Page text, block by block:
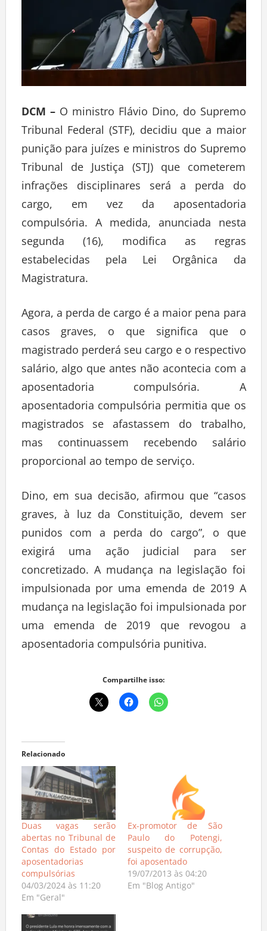
DCM –O ministro Flávio Dino, do Supremo
Tribunal Federal (STF), decidiu que a maior
punição para juízes e ministros do Supremo
Tribunal de Justiça (STJ) que cometerem
infrações disciplinares será a perda do
cargo, em vez da aposentadoria
compulsória. A medida, anunciada nesta
segunda (16), modifica as regras
estabelecidas pela Lei Orgânica da
Magistratura.
Agora, a perda de cargo é a maior pena para
casos graves, o que significa que o
magistrado perderá seu cargo e o respectivo
salário, algo que antes não acontecia com a
aposentadoria compulsória. A
aposentadoria compulsória permitia que os
magistrados se afastassem do trabalho,
mas continuassem recebendo salário
proporcional ao tempo de serviço.
Dino, em sua decisão, afirmou que “casos
graves, à luz da Constituição, devem ser
punidos com a perda do cargo”, o que
exigirá uma ação judicial para ser
concretizado. A mudança na legislação foi
impulsionada por uma emenda de 2019 A
mudança na legislação foi impulsionada por
uma emenda de 2019 que revogou a
aposentadoria compulsória punitiva.
Compartilhe isso:
Relacionado
Duas vagas serão
abertas no Tribunal de
Contas do Estado por
aposentadorias
compulsórias
04/03/2024 às 11:20
Em "Geral"
Ex-promotor de São
Paulo do Potengi,
suspeito de corrupção,
foi aposentado
19/07/2013 às 04:20
Em "Blog Antigo"